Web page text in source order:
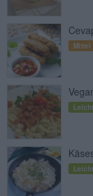
Mittel
Leicht
Leicht